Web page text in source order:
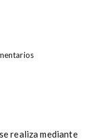
realiza mediante